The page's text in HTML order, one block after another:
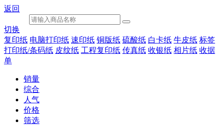
返回
切换
复印纸 电脑打印纸 速印纸 铜版纸 硫酸纸 白卡纸 牛皮纸 标签
打印纸/条码纸 皮纹纸 工程复印纸 传真纸 收银纸 相片纸 收据
单
销量
综合
人气
价格
筛选